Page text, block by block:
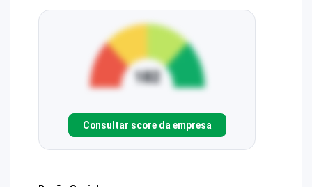
Consultar score da empresa